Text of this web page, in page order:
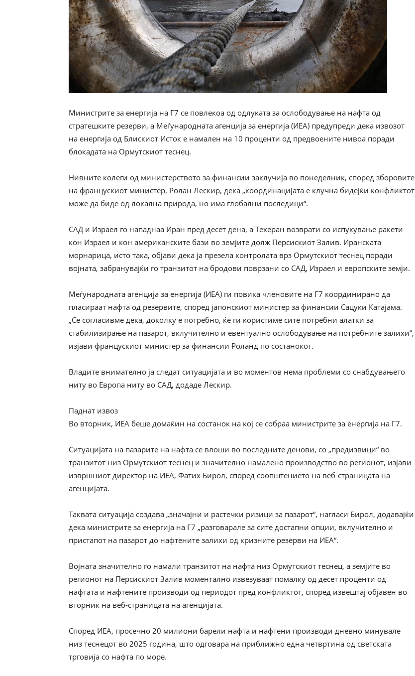
Министрите за енергија на Г7 се повлекоа од одлуката за ослободување на нафта од
стратешките резерви, а Меѓународната агенција за енергија (ИЕА) предупреди дека извозот
на енергија од Блискиот Исток е намален на 10 проценти од предвоените нивоа поради
блокадата на Ормутскиот теснец.
Нивните колеги од министерството за финансии заклучија во понеделник, според зборовите
на францускиот министер, Ролан Лескир, дека „координацијата е клучна бидејќи конфликтот
може да биде од локална природа, но има глобални последици“.
САД и Израел го нападнаа Иран пред десет дена, а Техеран возврати со испукување ракети
кон Израел и кон американските бази во земјите долж Персискиот Залив. Иранската
морнарица, исто така, објави дека ја презела контролата врз Ормутскиот теснец поради
војната, забранувајќи го транзитот на бродови поврзани со САД, Израел и европските земји.
Меѓународната агенција за енергија (ИЕА) ги повика членовите на Г7 координирано да
пласираат нафта од резервите, според јапонскиот министер за финансии Сацуки Катајама.
„Се согласивме дека, доколку е потребно, ќе ги користиме сите потребни алатки за
стабилизирање на пазарот, вклучително и евентуално ослободување на потребните залихи“,
изјави францускиот министер за финансии Роланд по состанокот.
Владите внимателно ја следат ситуацијата и во моментов нема проблеми со снабдувањето
ниту во Европа ниту во САД, додаде Лескир.
Паднат извоз
Во вторник, ИЕА беше домаќин на состанок на кој се собраа министрите за енергија на Г7.
Ситуацијата на пазарите на нафта се влоши во последните денови, со „предизвици“ во
транзитот низ Ормутскиот теснец и значително намалено производство во регионот, изјави
извршниот директор на ИЕА, Фатих Бирол, според соопштението на веб-страницата на
агенцијата.
Таквата ситуација создава „значајни и растечки ризици за пазарот“, нагласи Бирол, додавајќи
дека министрите за енергија на Г7 „разговарале за сите достапни опции, вклучително и
пристапот на пазарот до нафтените залихи од кризните резерви на ИЕА“.
Војната значително го намали транзитот на нафта низ Ормутскиот теснец, а земјите во
регионот на Персискиот Залив моментално извезуваат помалку од десет проценти од
нафтата и нафтените производи од периодот пред конфликтот, според извештај објавен во
вторник на веб-страницата на агенцијата.
Според ИЕА, просечно 20 милиони барели нафта и нафтени производи дневно минувале
низ теснецот во 2025 година, што одговара на приближно една четвртина од светската
трговија со нафта по море.